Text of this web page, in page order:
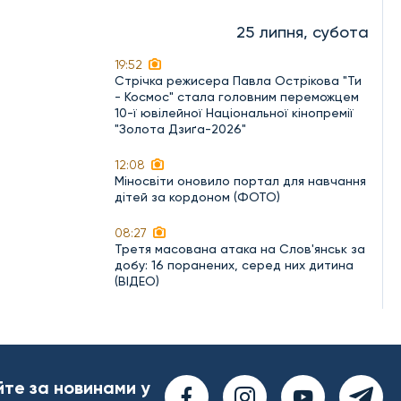
25 липня, субота
19:52
Стрічка режисера Павла Острікова "Ти
- Космос" стала головним переможцем
10-ї ювілейної Національної кінопремії
"Золота Дзиґа-2026"
12:08
Міносвіти оновило портал для навчання
дітей за кордоном (ФОТО)
08:27
Третя масована атака на Слов'янськ за
добу: 16 поранених, серед них дитина
(ВІДЕО)
за новинами у